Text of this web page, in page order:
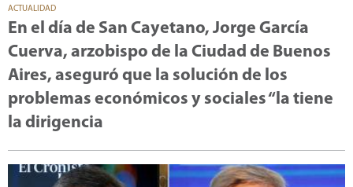
ACTUALIDAD
En el día de San Cayetano, Jorge García
Cuerva, arzobispo de la Ciudad de Buenos
Aires, aseguró que la solución de los
problemas económicos y sociales “la tiene
la dirigencia